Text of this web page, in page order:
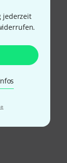
jederzeit
bezahlen